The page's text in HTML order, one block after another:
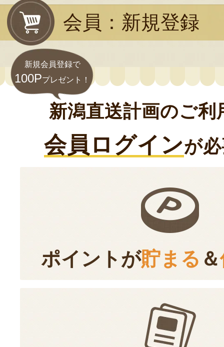
会員：新規登録
新規会員登録で
100Pプレゼント！
新潟直送計画のご利
会員ログインが
ポイントが貯まる ＆